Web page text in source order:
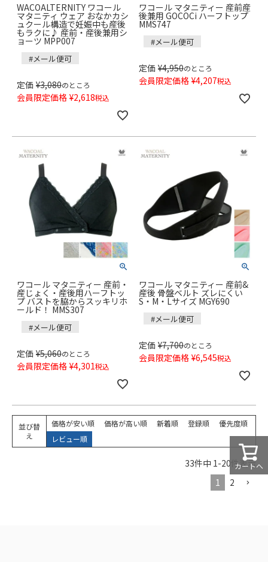
WACOALTERNITY ワコール
マタニティ ウェア おなかカシ
ュクール構造で妊娠中も産後
もラクに♪ 産前・産後兼用シ
ョーツ MPP007
#メール便可
定価 ¥3,080のところ
会員限定価格 ¥2,618税込
ワコール マタニティー 産前産
後兼用 GOCOCi ハーフトップ
MMS747
#メール便可
定価 ¥4,950のところ
会員限定価格 ¥4,207税込
ワコール マタニティー 産前・
産じょく・産後用ハーフトッ
プ バストを脇からスッキリホ
ールド！ MMS307
#メール便可
定価 ¥5,060のところ
会員限定価格 ¥4,301税込
ワコール マタニティー 産前&
産後 骨盤ベルト ズレにくい
S・M・Lサイズ MGY690
#メール便可
定価 ¥7,700のところ
会員限定価格 ¥6,545税込
並び替
え
価格が安い順 価格が高い順 新着順 登録順
優先度順
レビュー順
33件中 1-20 件表示
1
2
カートへ